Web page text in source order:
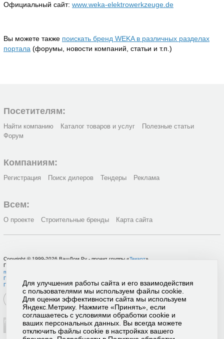
Официальный сайт: www.weka-elektrowerkzeuge.de
Вы можете также поискать бренд WEKA в различных разделах
портала (форумы, новости компаний, статьи и т.п.)
Посетителям:
Найти компанию Каталог товаров и услуг
Полезные статьи
Форум
Компаниям:
Регистрация Поиск дилеров Тендеры Реклама
Всем:
О проекте Строительные бренды Карта сайта
Copyright © 1999-2026 ВашДом.Ру - проект группы «Текарт»
По вопросам связанным с работой портала вы можете связаться с нашей
поддержки
Политика в отношении обработки персональных данных
Пользовательское соглашение
Для улучшения работы сайта и его взаимодействия
с пользователями мы используем файлы cookie.
Для оценки эффективности сайта мы используем
Яндекс.Метрику. Нажмите «Принять», если
соглашаетесь с условиями обработки cookie и
ваших персональных данных. Вы всегда можете
отключить файлы cookie в настройках вашего